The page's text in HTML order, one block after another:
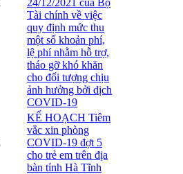
24/12/2021 của Bộ
Tài chính về việc
quy định mức thu
một số khoản phí,
lệ phí nhằm hỗ trợ,
tháo gỡ khó khăn
cho đối tượng chịu
ảnh hưởng bởi dịch
COVID-19
KẾ HOẠCH Tiêm
vắc xin phòng
COVID-19 đợt 5
cho trẻ em trên địa
bàn tỉnh Hà Tĩnh